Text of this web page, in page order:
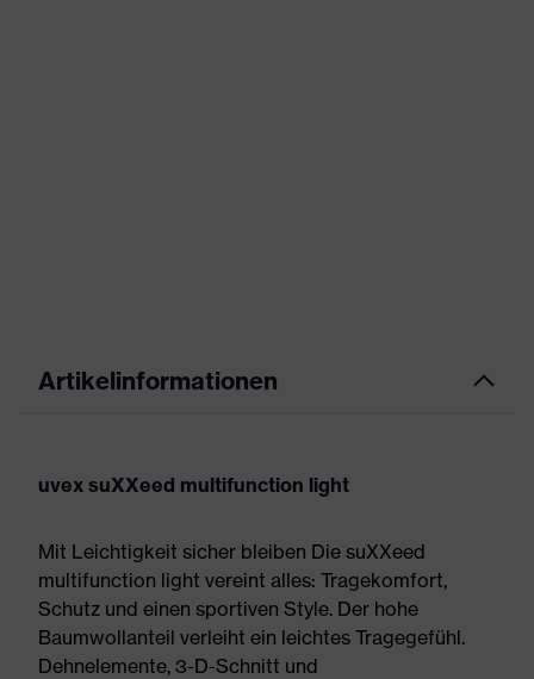
Artikelinformationen
uvex suXXeed multifunction light
Mit Leichtigkeit sicher bleiben Die suXXeed
multifunction light vereint alles: Tragekomfort,
Schutz und einen sportiven Style. Der hohe
Baumwollanteil verleiht ein leichtes Tragegefühl.
Dehnelemente, 3-D-Schnitt und